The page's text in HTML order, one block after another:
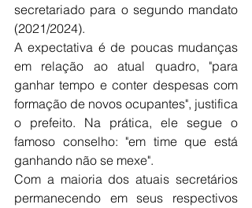
secretariado para o segundo mandato
(2021/2024).
A expectativa é de poucas mudanças
em relação ao atual quadro, "para
ganhar tempo e conter despesas com
formação de novos ocupantes", justifica
o prefeito. Na prática, ele segue o
famoso conselho: "em time que está
ganhando não se mexe".
Com a maioria dos atuais secretários
permanecendo em seus respectivos